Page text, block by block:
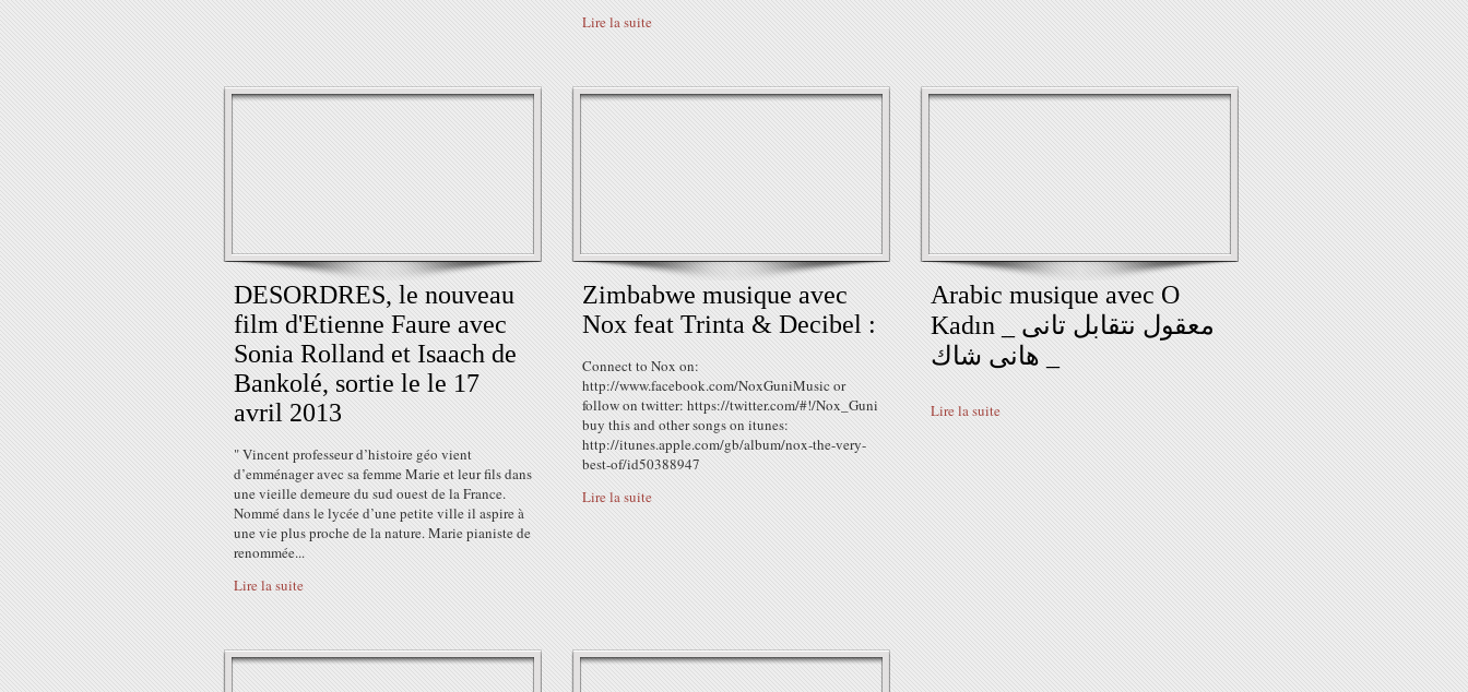
Lire la suite
DESORDRES, le nouveau
film d'Etienne Faure avec
Sonia Rolland et Isaach de
Bankolé, sortie le le 17
avril 2013
" Vincent professeur d’histoire géo vient
d’emménager avec sa femme Marie et leur fils dans
une vieille demeure du sud ouest de la France.
Nommé dans le lycée d’une petite ville il aspire à
une vie plus proche de la nature. Marie pianiste de
renommée...
Lire la suite
Zimbabwe musique avec
Nox feat Trinta & Decibel :
Connect to Nox on:
http://www.facebook.com/NoxGuniMusic or
follow on twitter: https://twitter.com/#!/Nox_Guni
buy this and other songs on itunes:
http://itunes.apple.com/gb/album/nox-the-very-
best-of/id50388947
Lire la suite
Arabic musique avec O
Kadın _ معقول نتقابل تانى
_ هانى شاك
Lire la suite